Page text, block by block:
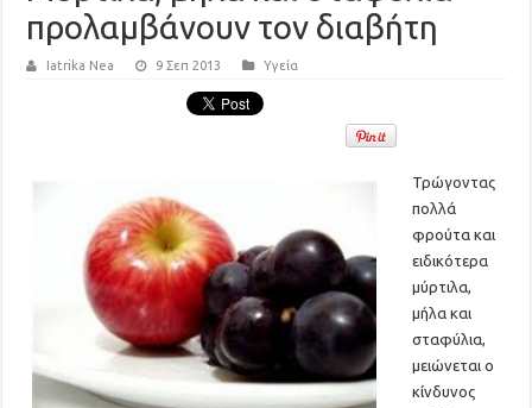
προλαμβάνουν τον διαβήτη
Iatrika Nea 9 Σεπ 2013 Υγεία
Τρώγοντας
πολλά
φρούτα και
ειδικότερα
μύρτιλα,
μήλα και
σταφύλια,
μειώνεται ο
κίνδυνος